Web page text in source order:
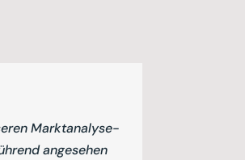
Marktanalyse-
angesehen